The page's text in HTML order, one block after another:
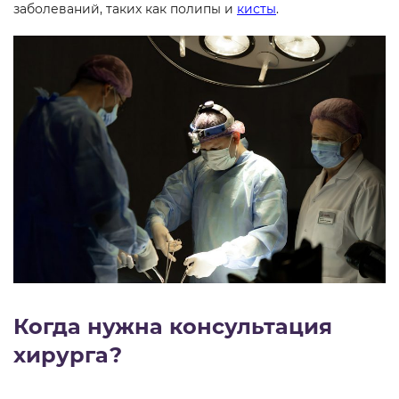
заболеваний, таких как полипы и кисты.
Когда нужна консультация
хирурга?